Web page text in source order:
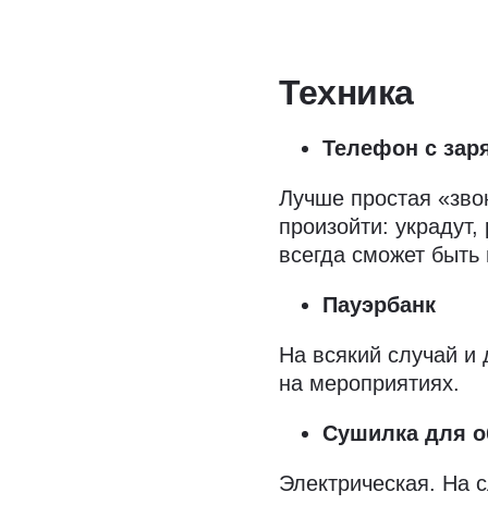
Техника
Телефон с
Лучше простая
произойти:
всегда сможет
Пауэрбанк
На всякий случай и
на мероприятиях.
Сушилка для
Электрическая. На